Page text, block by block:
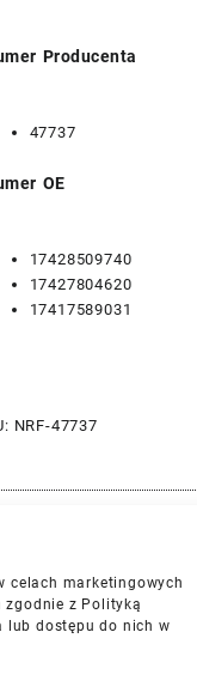
celach marketingowych
zgodnie z Polityką
lub dostępu do nich w
Producenta
47737
OE
17428509740
17427804620
17417589031
NRF-47737
Najlepszej
Polityka